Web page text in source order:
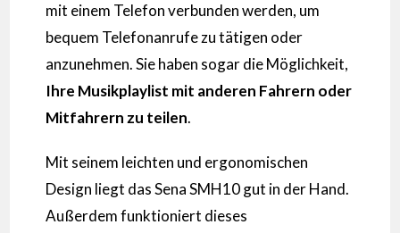
mit einem Telefon verbunden werden, um
bequem Telefonanrufe zu tätigen oder
anzunehmen. Sie haben sogar die Möglichkeit,
Ihre Musikplaylist mit anderen Fahrern oder
Mitfahrern zu teilen.
Mit seinem leichten und ergonomischen
Design liegt das Sena SMH10 gut in der Hand.
Außerdem funktioniert dieses